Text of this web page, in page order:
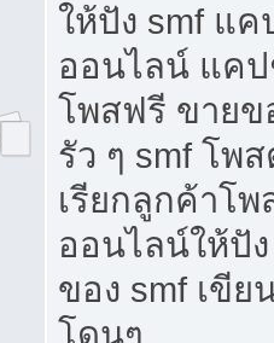
ให้ปัง smf แ
ออนไลน์ แค
โพสฟรี ขายข
รัว ๆ smf โพ
เรียกลูกค้าโ
ออนไลน์ให้ปั
ของ smf เขี
โดนๆ